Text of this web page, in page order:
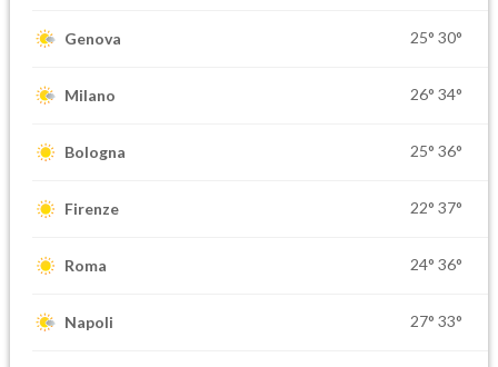
Genova 25° 30°
Milano 26° 34°
Bologna 25° 36°
Firenze 22° 37°
Roma 24° 36°
Napoli 27° 33°